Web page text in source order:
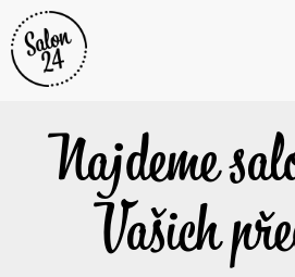
Najdeme
Vašich